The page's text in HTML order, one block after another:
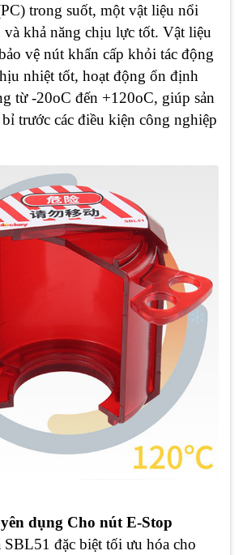
trong suốt, một vật liệu nổi
và khả năng chịu lực tốt. Vật liệu
vệ nút khẩn cấp khỏi tác động
nhiệt tốt, hoạt động ổn định
từ -20oC đến +120oC, giúp sản
trước các điều kiện công nghiệp
dụng Cho nút E-Stop
SBL51 đặc biệt tối ưu hóa cho